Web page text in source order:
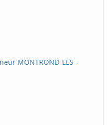
MONTROND-LES-